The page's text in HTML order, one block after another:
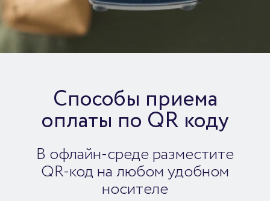
Способы приема
оплаты по QR коду
В офлайн-среде разместите
QR-код на любом удобном
носителе